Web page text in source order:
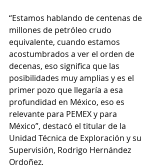
“Estamos hablando de centenas de
millones de petróleo crudo
equivalente, cuando estamos
acostumbrados a ver el orden de
decenas, eso significa que las
posibilidades muy amplias y es el
primer pozo que llegaría a esa
profundidad en México, eso es
relevante para PEMEX y para
México”, destacó el titular de la
Unidad Técnica de Exploración y su
Supervisión, Rodrigo Hernández
Ordoñez.